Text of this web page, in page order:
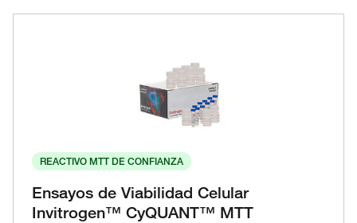
REACTIVO MTT DE CONFIANZA
Ensayos de Viabilidad Celular
Invitrogen™ CyQUANT™ MTT